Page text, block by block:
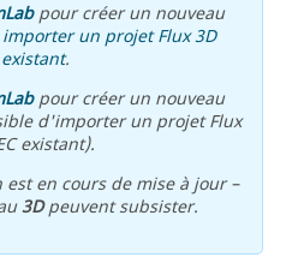
pour créer un nouveau
importer un projet Flux 3D
existant.
pour créer un nouveau
d'importer un projet Flux
existant).
en cours de mise à jour –
3Dpeuvent subsister.